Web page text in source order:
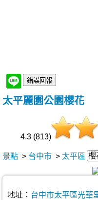
太平麗園公園櫻花
4.3 (813)
景點 > 台中市 > 太平區 櫻
地址： 台中市太平區光華